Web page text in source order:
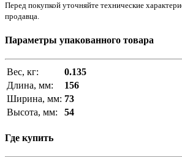
Перед покупкой уточняйте технические
продавца.
Параметры упакованного товара
Вес, кг:
0.135
Длина, мм:
156
Ширина, мм: 73
Высота, мм:
54
Где купить